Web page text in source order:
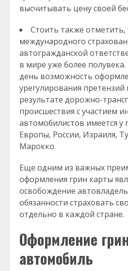
высчитывать цену своей
Стоить также отметить,
международного
автогражданской
в мире уже более
день возможность
урегулирования
результате дорожно-
происшествия с участием
автомобилистов имеется у
Европы, России, Израиля,
Марокко.
Еще одним из важных
оформления грин карты
освобождение
обязанности страховать
отдельно в каждой стране.
Оформление
автомобиль